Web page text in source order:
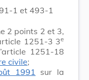
1 et 493-1
2 points 2 et 3,
1251-3 3e
1251-18
civile;
1991
sur la